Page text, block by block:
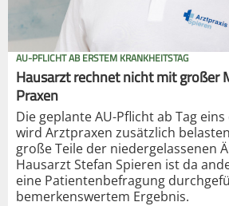
AU-PFLICHT AB ERSTEM KRANKHEITSTAG
Hausarzt rechnet nicht mit großer
Praxen
Die geplante AU-Pflicht ab Tag
wird Arztpraxen zusätzlich
große Teile der niedergelassenen
Hausarzt Stefan Spieren ist da
eine Patientenbefragung
bemerkenswertem Ergebnis.